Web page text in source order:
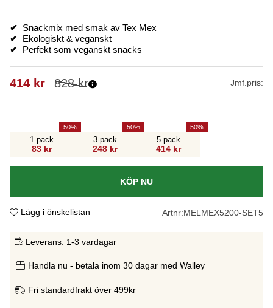
✔ Snackmix med smak av Tex Mex
✔
Ekologiskt & veganskt
✔
Perfekt som veganskt snacks
828kr
414 kr Jmf.pris:
1-pack
83 kr
50
3-pack
248 kr
50
5-pack
414 kr
50
KÖP NU
Lägg i önskelistan Artnr:MELMEX5200-SET5
Leverans: 1-3 vardagar
Handla nu - betala inom 30 dagar med Walley
Fri standardfrakt över 499kr